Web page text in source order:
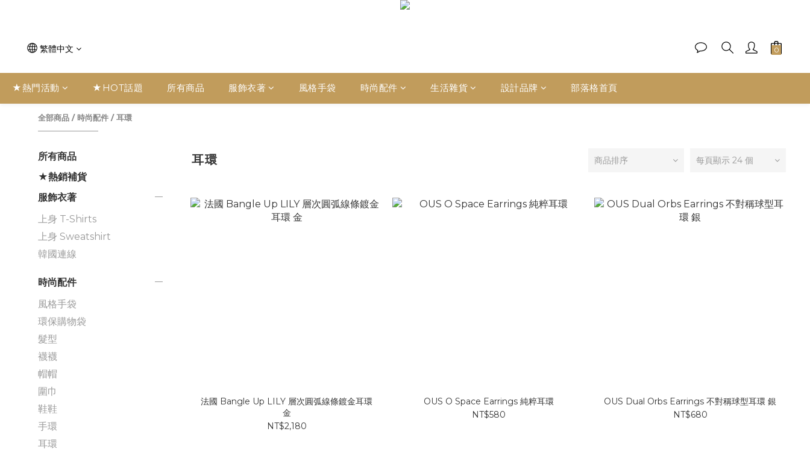
繁體中文
★熱門活動 ★HOT話題 所有商品 服飾衣著 風格手袋 時尚配件 生活雜貨 設計品牌 部落格首頁
全部商品 /時尚配件 /耳環
所有商品
★熱銷補貨
服飾衣著
上身 T-Shirts
上身 Sweatshirt
韓國連線
時尚配件
風格手袋
環保購物袋
髮型
襪襪
帽帽
圍巾
鞋鞋
手環
耳環
耳環 商品排序 每頁顯示 24 個
法國 Bangle Up LILY 層次圓弧線條鍍金耳環
金
NT$2,180
OUS O Space Earrings 純粹耳環
NT$580
OUS Dual Orbs Earrings 不對稱球型耳環 銀
NT$680